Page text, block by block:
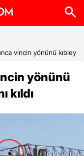
vincin yönünü kıbleye
yönünü
kıldı